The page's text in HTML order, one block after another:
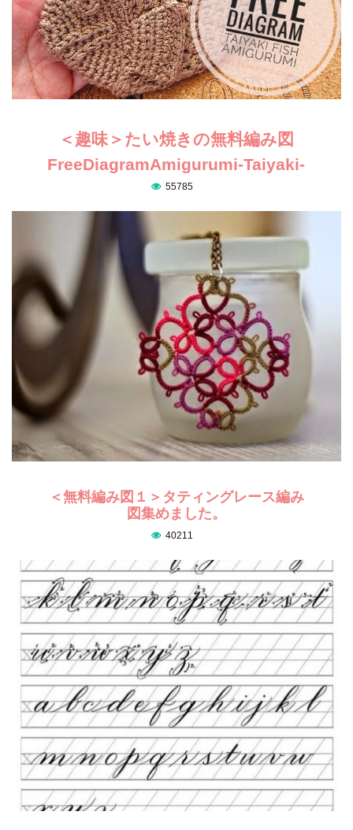
＜趣味＞たい焼きの無料編み図
FreeDiagramAmigurumi-Taiyaki-
55785
＜無料編み図１＞タティングレース編み
図集めました。
40211